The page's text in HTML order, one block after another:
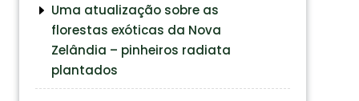
Uma atualização sobre as
florestas exóticas da Nova
Zelândia – pinheiros radiata
plantados